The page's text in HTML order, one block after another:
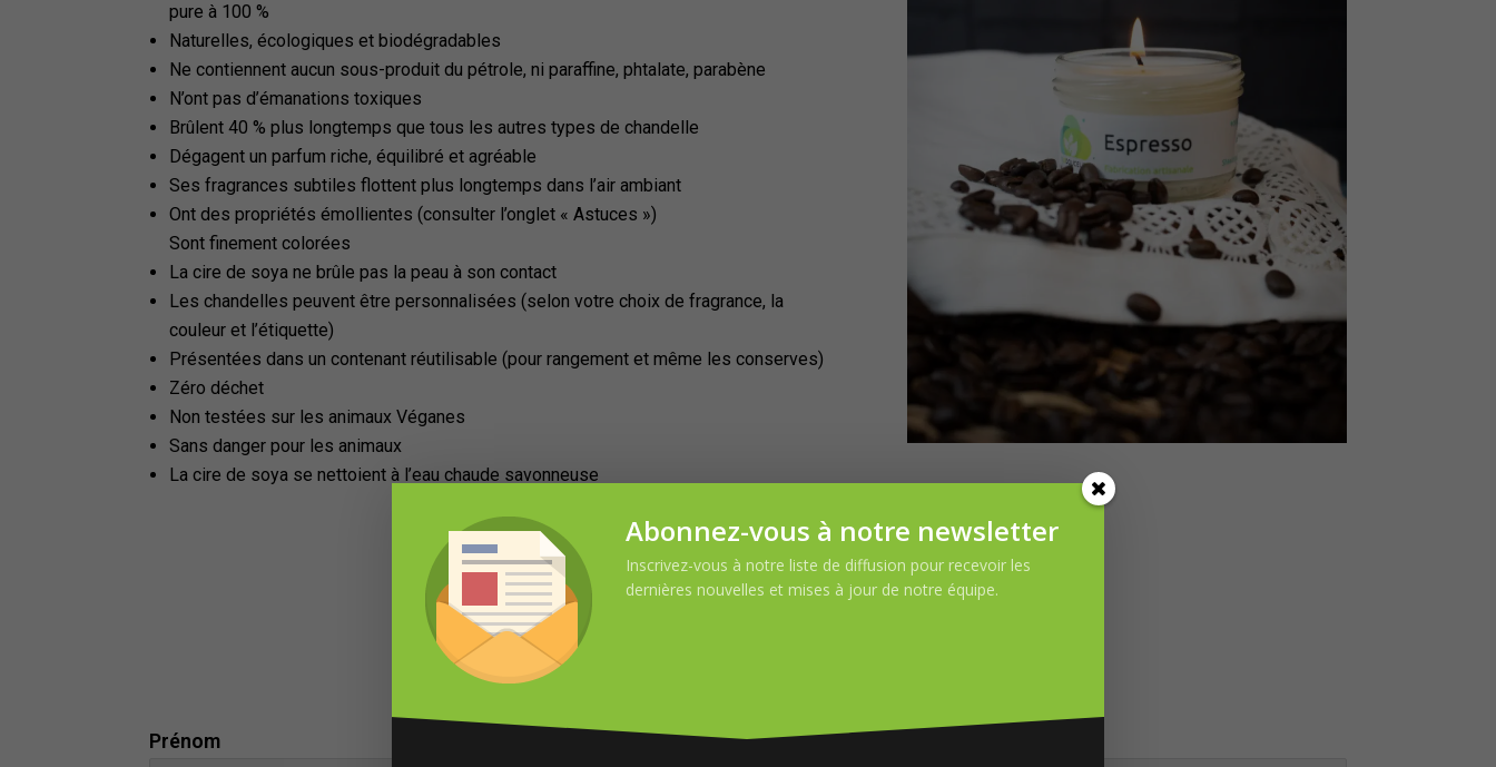
pure à 100 %
Naturelles, écologiques et biodégradables
Ne contiennent aucun sous-produit du pétrole, ni paraffine, phtalate, parabène
N’ont pas d’émanations toxiques
Brûlent 40 % plus longtemps que tous les autres types de chandelle
Dégagent un parfum riche, équilibré et agréable
Ses fragrances subtiles flottent plus longtemps dans l’air ambiant
Ont des propriétés émollientes (consulter l’onglet « Astuces »)
Sont finement colorées
La cire de soya ne brûle pas la peau à son contact
Les chandelles peuvent être personnalisées (selon votre choix de fragrance, la
couleur et l’étiquette)
Présentées dans un contenant réutilisable (pour rangement et même les conserves)
Zéro déchet
Non testées sur les animaux Véganes
Sans danger pour les animaux
La cire de soya se nettoient à l’eau chaude savonneuse
DEMANDE D’INFORMATION
Prénom Nom
Abonnez-vous à notre newsletter
Inscrivez-vous à notre liste de diffusion pour recevoir les
dernières nouvelles et mises à jour de notre équipe.